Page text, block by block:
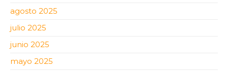
agosto 2025
julio 2025
junio 2025
mayo 2025